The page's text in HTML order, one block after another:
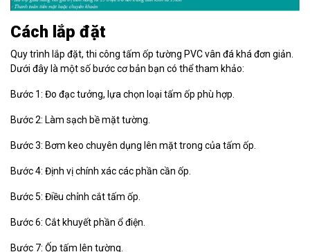
Cách lắp đặt
Quy trình lắp đặt, thi công tấm ốp tường PVC vân đá khá đơn giản.
Dưới đây là một số bước cơ bản bạn có thể tham khảo:
Bước 1: Đo đạc tưởng, lựa chọn loại tấm ốp phù hợp.
Bước 2: Làm sạch bề mặt tường.
Bước 3: Bơm keo chuyên dụng lên mặt trong của tấm ốp.
Bước 4: Định vị chính xác các phần cần ốp.
Bước 5: Điều chỉnh cắt tấm ốp.
Bước 6: Cắt khuyết phần ổ điện.
Bước 7: Ốp tấm lên tường.